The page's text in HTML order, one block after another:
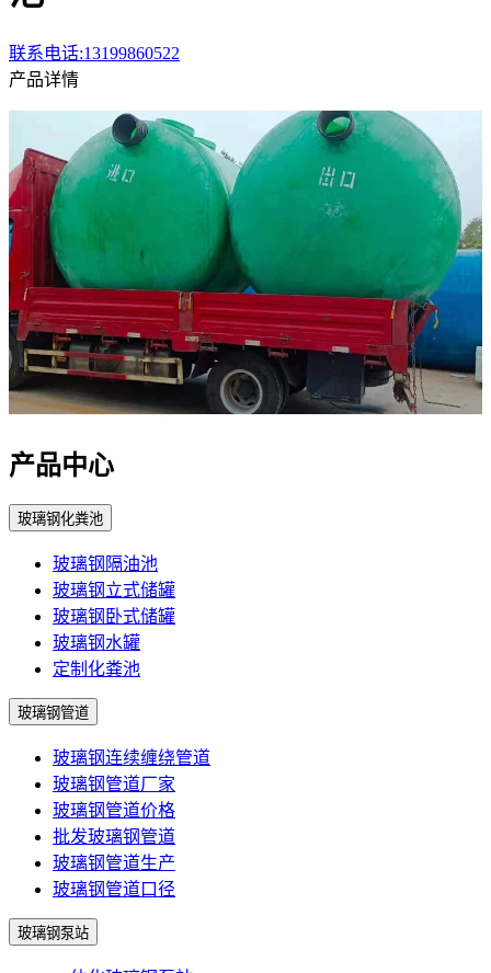
联系电话:13199860522
产品详情
产品中心
玻璃钢化粪池
玻璃钢隔油池
玻璃钢立式储罐
玻璃钢卧式储罐
玻璃钢水罐
定制化粪池
玻璃钢管道
玻璃钢连续缠绕管道
玻璃钢管道厂家
玻璃钢管道价格
批发玻璃钢管道
玻璃钢管道生产
玻璃钢管道口径
玻璃钢泵站